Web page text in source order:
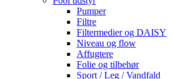
Pumper
Filtre
Filtermedier og DAISY
Niveau og flow
Affugtere
Folie og tilbehør
Sport / Leg / Vandfald